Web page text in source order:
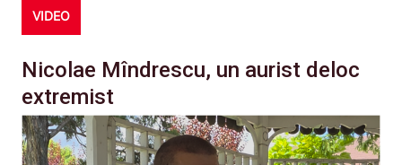
VIDEO
Nicolae Mîndrescu, un aurist deloc
extremist